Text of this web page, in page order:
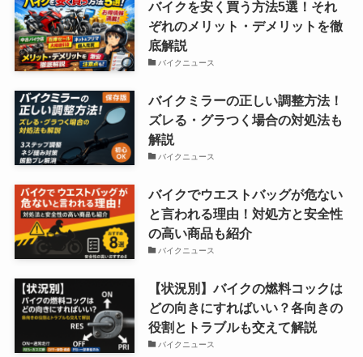
バイクを安く買う方法5選！それ
ぞれのメリット・デメリットを徹
底解説
バイクニュース
バイクミラーの正しい調整方法！
ズレる・グラつく場合の対処法も
解説
バイクニュース
バイクでウエストバッグが危ない
と言われる理由！対処方と安全性
の高い商品も紹介
バイクニュース
【状況別】バイクの燃料コックは
どの向きにすればいい？各向きの
役割とトラブルも交えて解説
バイクニュース